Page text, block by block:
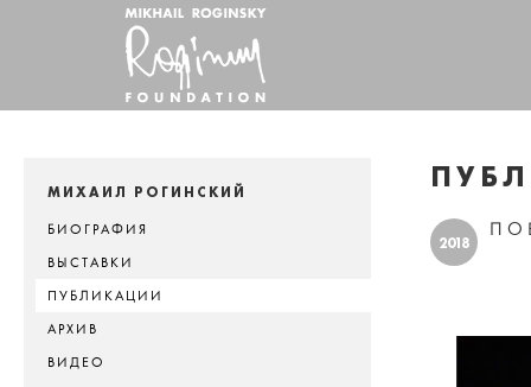
МИХАИЛ РОГИНСКИЙ
БИОГРАФИЯ
ВЫСТАВКИ
ПУБЛИКАЦИИ
АРХИВ
ВИДЕО
2018